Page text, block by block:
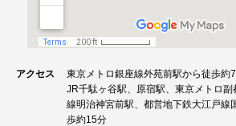
アクセス
東京メトロ銀座線外苑前駅から徒歩約
JR千駄ヶ谷駅、原宿駅、東京メトロ副
線明治神宮前駅、都営地下鉄大江戸線
歩約15分